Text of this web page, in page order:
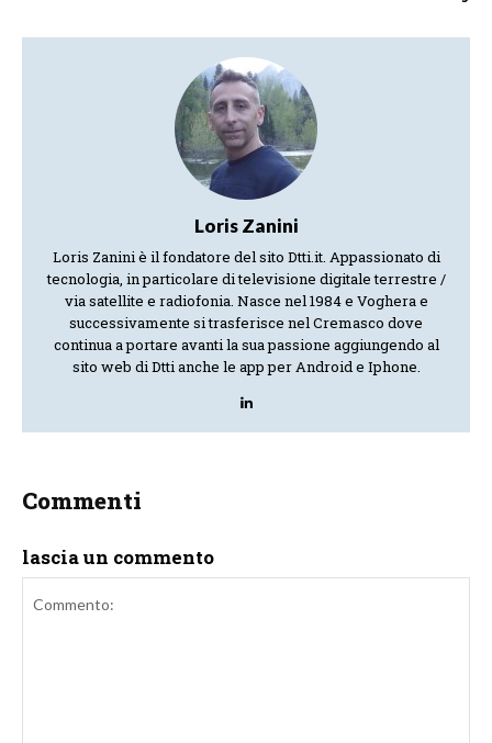
Loris Zanini
Loris Zanini è il fondatore del sito Dtti.it. Appassionato di
tecnologia, in particolare di televisione digitale terrestre /
via satellite e radiofonia. Nasce nel 1984 e Voghera e
successivamente si trasferisce nel Cremasco dove
continua a portare avanti la sua passione aggiungendo al
sito web di Dtti anche le app per Android e Iphone.
Commenti
lascia un commento